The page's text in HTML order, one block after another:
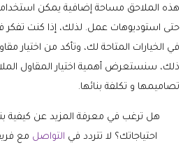
هذه الملاحق مساحة إضافية يمكن
حتى استوديوهات عمل. لذلك، إذا كنت تفكر
في الخيارات المتاحة لك، وتأكد من اختيار
ذلك، سنستعرض أهمية اختيار المقاول
تصاميمها و تكلفة بنائها.
هل ترغب في معرفة المزيد عن كيفية
احتياجاتك؟ لا تتردد في التواصل مع